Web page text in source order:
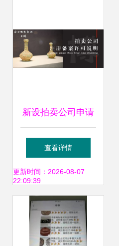
新设拍卖公司申请
拍卖资质与业务运
营全指南
查看详情
更新时间：2026-08-07
22:09:39